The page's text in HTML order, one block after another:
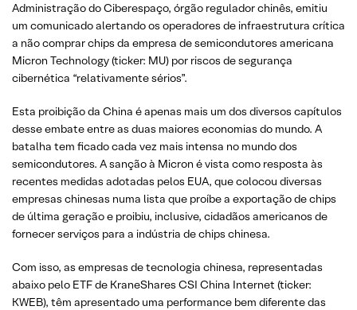
Administração do Ciberespaço, órgão regulador chinês, emitiu
um comunicado alertando os operadores de infraestrutura crítica
a não comprar chips da empresa de semicondutores americana
Micron Technology (ticker: MU) por riscos de segurança
cibernética “relativamente sérios”.
Esta proibição da China é apenas mais um dos diversos capítulos
desse embate entre as duas maiores economias do mundo. A
batalha tem ficado cada vez mais intensa no mundo dos
semicondutores. A sanção à Micron é vista como resposta às
recentes medidas adotadas pelos EUA, que colocou diversas
empresas chinesas numa lista que proíbe a exportação de chips
de última geração e proibiu, inclusive, cidadãos americanos de
fornecer serviços para a indústria de chips chinesa.
Com isso, as empresas de tecnologia chinesa, representadas
abaixo pelo ETF de KraneShares CSI China Internet (ticker:
KWEB), têm apresentado uma performance bem diferente das